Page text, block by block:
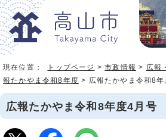
現在位置： トップページ >市政情報 > 広報
報たかやま令和8年度 > 広報たかやま令和8年
広報たかやま令和8年度4月号